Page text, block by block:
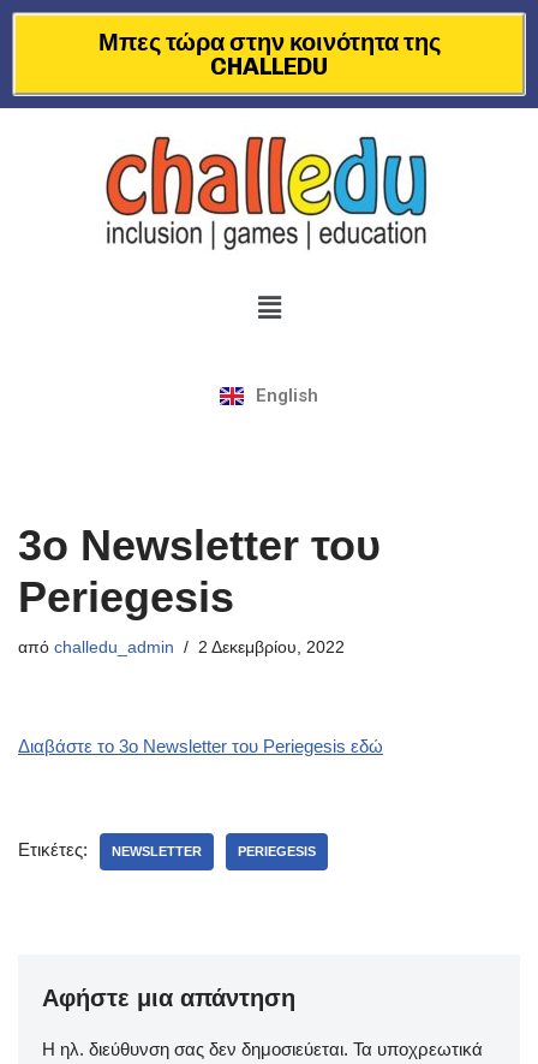
στο
Μπες τώρα στην κοινότητα της
CHALLEDU
English
3ο Newsletter του
Periegesis
από challedu_admin 2 Δεκεμβρίου, 2022
Διαβάστε το 3ο Newsletter του Periegesis εδώ
Ετικέτες: NEWSLETTER PERIEGESIS
Αφήστε μια απάντηση
Η ηλ. διεύθυνση σας δεν δημοσιεύεται. Τα υποχρεωτικά